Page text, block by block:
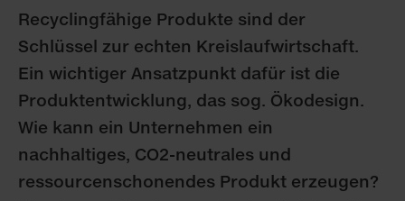
Recyclingfähige Produkte sind der
Schlüssel zur echten Kreislaufwirtschaft.
Ein wichtiger Ansatzpunkt dafür ist die
Produktentwicklung, das sog. Ökodesign.
Wie kann ein Unternehmen ein
nachhaltiges, CO2-neutrales und
ressourcenschonendes Produkt erzeugen?